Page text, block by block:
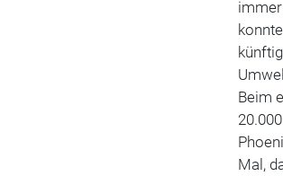
Beim
Mal,